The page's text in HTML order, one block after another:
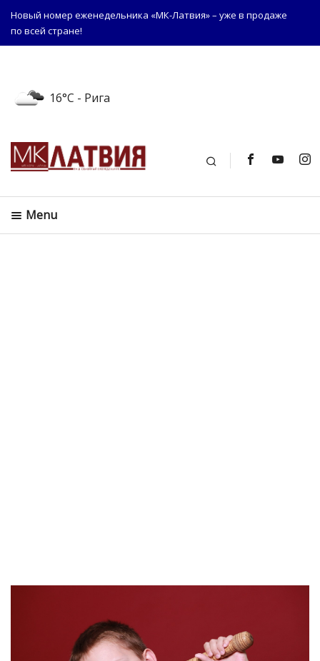
Новый номер еженедельника «МК-Латвия» – уже в продаже
по всей стране!
16°C - Рига
Поиск
Menu